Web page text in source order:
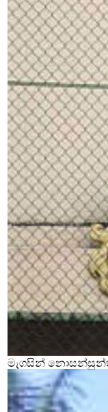
මැගසින්